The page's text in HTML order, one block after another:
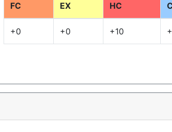
FC EX HC
+0 +0 +10